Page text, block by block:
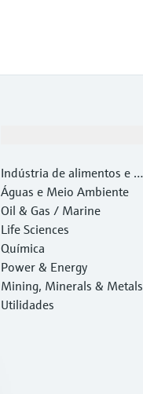
Indústria de alimentos e b
ebidas
Águas e Meio Ambiente
Oil & Gas / Marine
Life Sciences
Química
Power & Energy
Mining, Minerals & Metals
Utilidades